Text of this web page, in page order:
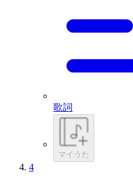
歌詞
マイうた
4